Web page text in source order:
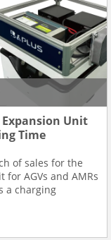
Unit
Time
of sales for the
for AGVs and AMRs
a charging